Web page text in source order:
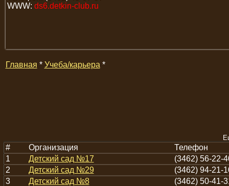
WWW: ds6.detkin-club.ru
Главная * Учеба/карьера *
# Организация
Телефон
1
Детский сад №17
(3462) 56-22-
2
Детский сад №29
(3462) 94-21-
3
Детский сад №8
(3462) 50-41-